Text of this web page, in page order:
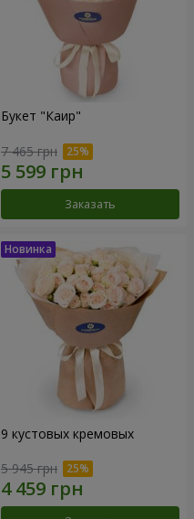
Букет "Каир"
7 465 грн
Заказать
9 кустовых кремовых
5 945 грн